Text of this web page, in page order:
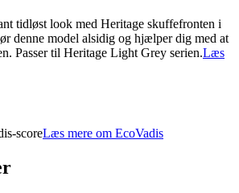
tidløst look med Heritage skuffefronten i
denne model alsidig og hjælper dig med at
Passer til Heritage Light Grey serien.Læs
scoreLæs mere om EcoVadis